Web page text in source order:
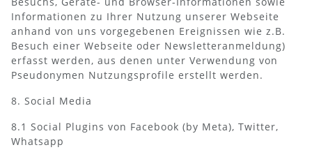
Informationen zu Ihrer Nutzung unserer Webseite
anhand von uns vorgegebenen Ereignissen wie z.B.
Besuch einer Webseite oder Newsletteranmeldung)
erfasst werden, aus denen unter Verwendung von
Pseudonymen Nutzungsprofile erstellt werden.
8. Social Media
8.1 Social Plugins von Facebook (by Meta), Twitter,
Whatsapp